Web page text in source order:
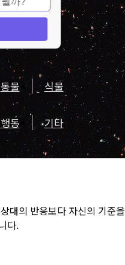
동물 식물
행동 기타
의 반응보다 자신의 기준
다.